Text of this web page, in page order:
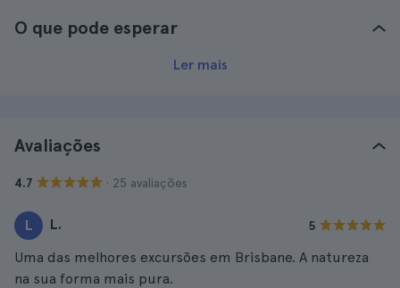
O que pode esperar
Ler mais
Avaliações
4.7 · 25 avaliações
L L. 5
Uma das melhores excursões em Brisbane. A natureza
na sua forma mais pura.